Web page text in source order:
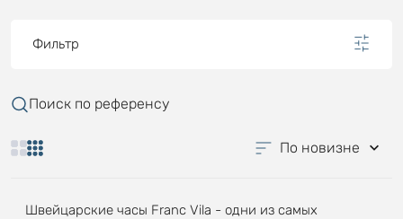
Фильтр
Поиск по референсу
По новизне
Швейцарские часы Franc Vila - одни из самых